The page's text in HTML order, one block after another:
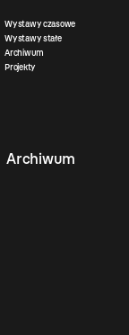
Wystawy czasowe
Wystawy stałe
Archiwum
Projekty
Archiwum